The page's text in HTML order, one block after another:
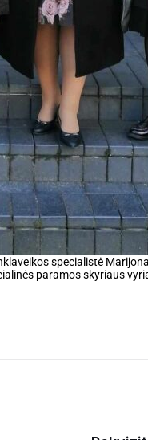
specialistė
paramos skyriaus